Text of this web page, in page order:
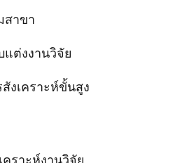
สาขา
ต่งงานวิจัย
งเคราะห์ขั้นสูง